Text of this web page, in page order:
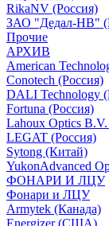
RikaNV (Россия)
ЗАО "Дедал-НВ"
Прочие
АРХИВ
American
Conotech (Россия)
DALI Technology
Fortuna (Россия)
Lahoux Optics
LEGAT (Россия)
Sytong (Китай)
YukonAdvanced
ФОНАРИ И ЛЦУ
Фонари и ЛЦУ
Armytek (Канада)
Energizer (США)